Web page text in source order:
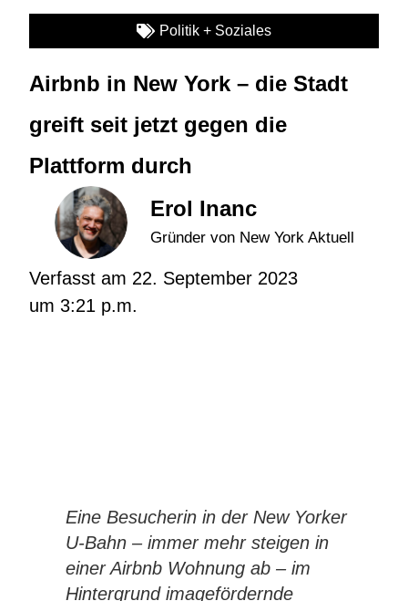
Politik + Soziales
Airbnb in New York – die Stadt
greift seit jetzt gegen die
Plattform durch
Erol Inanc
Gründer von New York Aktuell
Verfasst am 22. September 2023
um 3:21 p.m.
Eine Besucherin in der New Yorker
U-Bahn – immer mehr steigen in
einer Airbnb Wohnung ab – im
Hintergrund imagefördernde